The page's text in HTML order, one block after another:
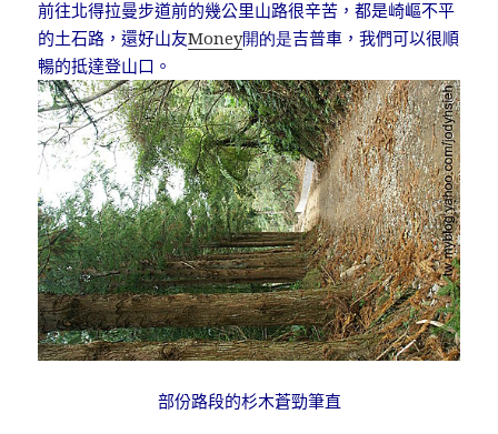
前往北得拉曼步道前的幾公里山路很辛苦，都是崎嶇不平
的土石路，還好山友Money開的是吉普車，我們可以很順
暢的抵達登山口 。
部份路段的杉木蒼勁筆直